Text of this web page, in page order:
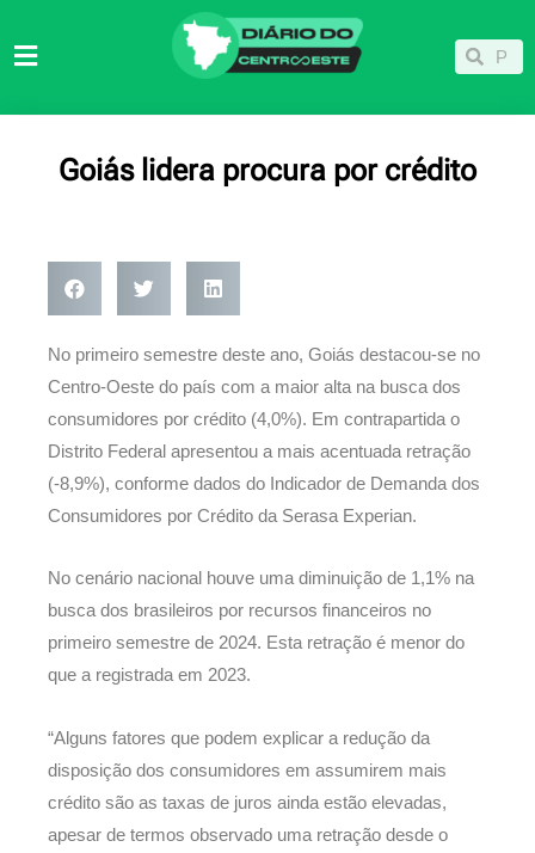
para
Pesquisar
Goiás lidera procura por crédito
No primeiro semestre deste ano, Goiás destacou-se no
Centro-Oeste do país com a maior alta na busca dos
consumidores por crédito (4,0%). Em contrapartida o
Distrito Federal apresentou a mais acentuada retração
(-8,9%), conforme dados do Indicador de Demanda dos
Consumidores por Crédito da Serasa Experian.
No cenário nacional houve uma diminuição de 1,1% na
busca dos brasileiros por recursos financeiros no
primeiro semestre de 2024. Esta retração é menor do
que a registrada em 2023.
“Alguns fatores que podem explicar a redução da
disposição dos consumidores em assumirem mais
crédito são as taxas de juros ainda estão elevadas,
apesar de termos observado uma retração desde o